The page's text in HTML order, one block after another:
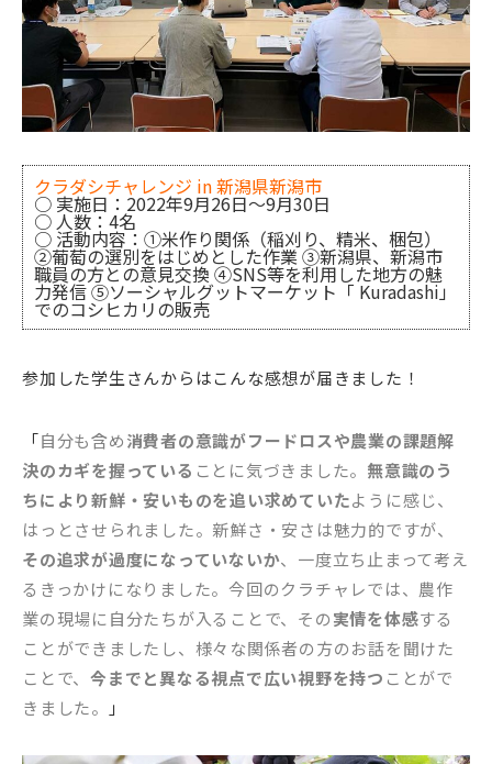
クラダシチャレンジ in 新潟県新潟市
○ 実施日：2022年9月26日〜9月30日
○ 人数：4名
○ 活動内容：①米作り関係（稲刈り、精米、梱包）
②葡萄の選別をはじめとした作業 ③新潟県、新潟市
職員の方との意見交換 ④SNS等を利用した地方の魅
力発信 ⑤ソーシャルグットマーケット「 Kuradashi」
でのコシヒカリの販売
参加した学生さんからはこんな感想が届きました！
「自分も含め消費者の意識がフードロスや農業の課題解
決のカギを握っている ことに気づきました。 無意識のう
ちにより新鮮・安いものを追い求めていたように感じ、
はっとさせられました。新鮮さ・安さは魅力的ですが、
その追求が過度になっていないか、一度立ち止まって考え
るきっかけになりました。今回のクラチャレでは、農作
業の現場に自分たちが入ることで、その実情を体感する
ことができましたし、様々な関係者の方のお話を聞けた
ことで、 今までと異なる視点で広い視野を持つ ことがで
きました。
」